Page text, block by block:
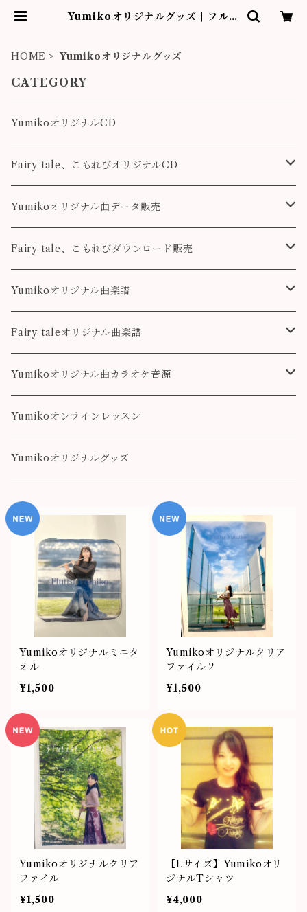
Yumikoオリジナルグッズ | フルー
HOME Yumikoオリジナルグッズ
CATEGORY
YumikoオリジナルCD
Fairy tale、こもれびオリジナルCD
Fairy tale
こもれび
Yumikoオリジナル曲データ販売
Pleasure
Destiny
Destiny
colorful
Fairy tale、こもれびダウンロード販売
Fairy tale
こもれび
Yumikoオリジナル曲楽譜
Pleasure
Destiny
colorful
Fairy taleオリジナル曲楽譜
Landscape
Fairy Song
Yumikoオリジナル曲カラオケ音源
Pleasure
Destiny
colorful
Yumikoオンラインレッスン
Yumikoオリジナルグッズ
Yumikoオリジナルミニタ
オル
¥1,500
Yumikoオリジナルクリア
ファイル２
¥1,500
Yumikoオリジナルクリア
ファイル
¥1,500
【Lサイズ】Yumikoオリ
ジナルTシャツ
¥4,000